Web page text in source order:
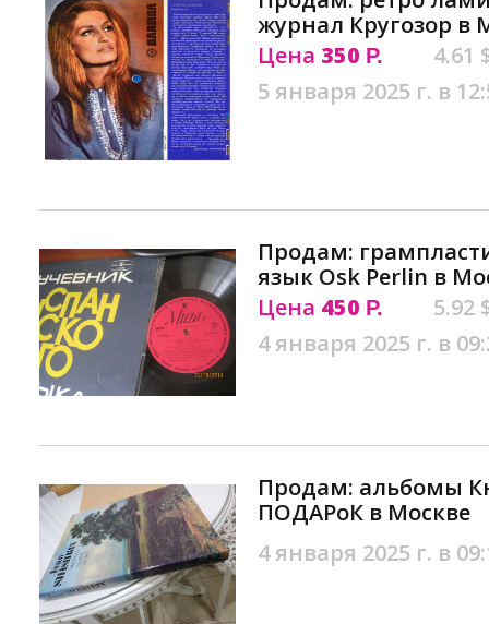
журнал Кругозор в
Цена 350 Р.
4.61
5 января 2025 г. в
Продам:
язык Osk Perlin в
Цена 450 Р.
5.92
4 января 2025 г. в
Продам: альбомы
ПОДАРоК в Москве
4 января 2025 г. в